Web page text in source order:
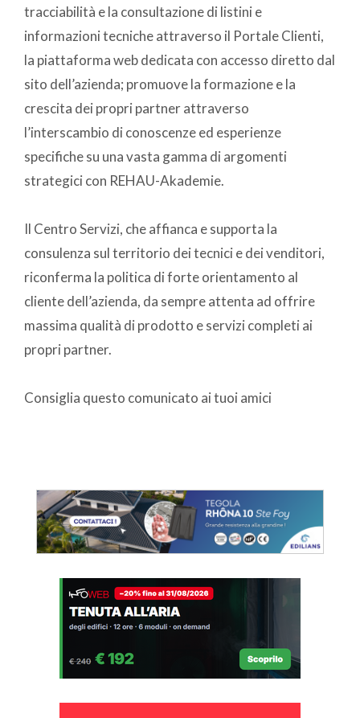
tracciabilità e la consultazione di listini e
informazioni tecniche attraverso il Portale Clienti,
la piattaforma web dedicata con accesso diretto dal
sito dell’azienda; promuove la formazione e la
crescita dei propri partner attraverso
l’interscambio di conoscenze ed esperienze
specifiche su una vasta gamma di argomenti
strategici con REHAU-Akademie.
Il Centro Servizi, che affianca e supporta la
consulenza sul territorio dei tecnici e dei venditori,
riconferma la politica di forte orientamento al
cliente dell’azienda, da sempre attenta ad offrire
massima qualità di prodotto e servizi completi ai
propri partner.
Consiglia questo comunicato ai tuoi amici